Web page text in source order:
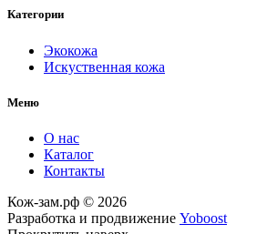
Категории
Экокожа
Искуственная кожа
Меню
О нас
Каталог
Контакты
Кож-зам.рф © 2026
Разработка и продвижение Yoboost